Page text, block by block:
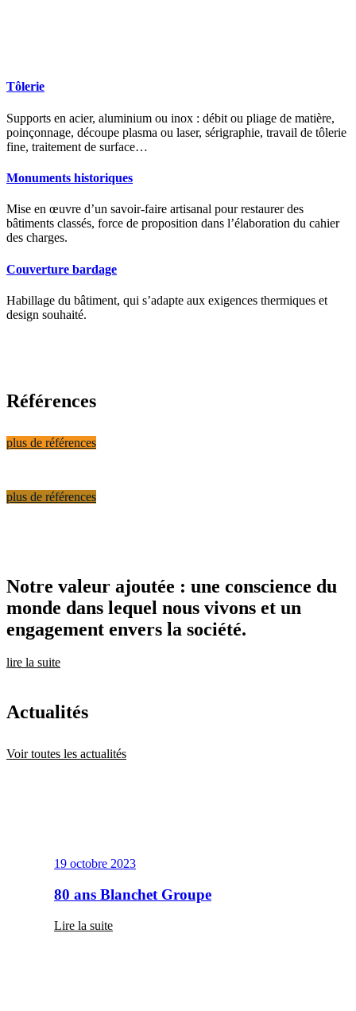
Tôlerie
Supports en acier, aluminium ou inox : débit ou pliage de matière,
poinçonnage, découpe plasma ou laser, sérigraphie, travail de tôlerie
fine, traitement de surface…
Monuments historiques
Mise en œuvre d’un savoir-faire artisanal pour restaurer des
bâtiments classés, force de proposition dans l’élaboration du cahier
des charges.
Couverture bardage
Habillage du bâtiment, qui s’adapte aux exigences thermiques et
design souhaité.
Références
plus de références
plus de références
Notre valeur ajoutée : une conscience du
monde dans lequel nous vivons et un
engagement envers la société.
lire la suite
Actualités
Voir toutes les actualités
19 octobre 2023
80 ans Blanchet Groupe
Lire la suite